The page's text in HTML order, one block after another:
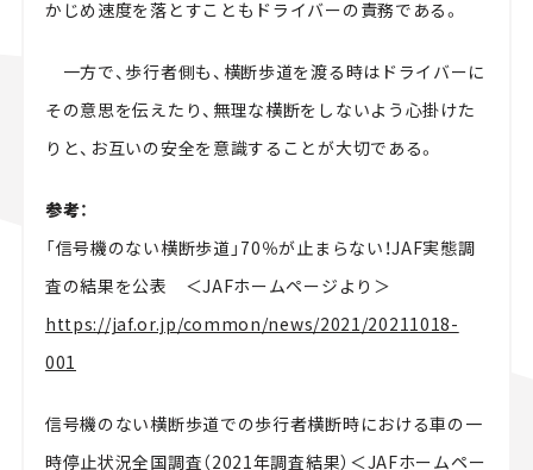
かじめ速度を落とすこともドライバーの責務である。
一方で、歩行者側も、横断歩道を渡る時はドライバーに
その意思を伝えたり、無理な横断をしないよう心掛けた
りと、お互いの安全を意識することが大切である。
参考：
「信号機のない横断歩道」70％が止まらない！JAF実態調
査の結果を公表 ＜JAFホームページより＞
https://jaf.or.jp/common/news/2021/20211018-
001
信号機のない横断歩道での歩行者横断時における車の一
時停止状況全国調査（2021年調査結果）＜JAFホームペー